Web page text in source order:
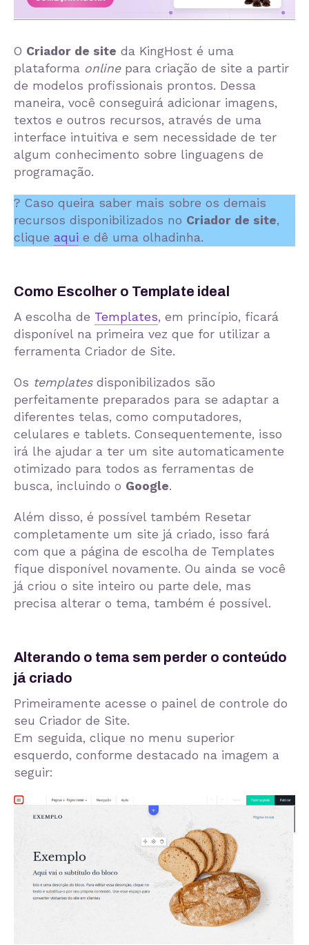
O Criador de site da KingHost é uma
plataforma onlinepara criação de site a partir
de modelos profissionais prontos. Dessa
maneira, você conseguirá adicionar imagens,
textos e outros recursos, através de uma
interface intuitiva e sem necessidade de ter
algum conhecimento sobre linguagens de
programação.
? Caso queira saber mais sobre os demais
recursos disponibilizados no Criador de site,
clique aqui e dê uma olhadinha.
Como Escolher o Template ideal
A escolha de Templates, em princípio, ficará
disponível na primeira vez que for utilizar a
ferramenta Criador de Site.
Os templatesdisponibilizados são
perfeitamente preparados para se adaptar a
diferentes telas, como computadores,
celulares e tablets. Consequentemente, isso
irá lhe ajudar a ter um site automaticamente
otimizado para todos as ferramentas de
busca, incluindo o Google.
Além disso, é possível também Resetar
completamente um site já criado, isso fará
com que a página de escolha de Templates
fique disponível novamente. Ou ainda se você
já criou o site inteiro ou parte dele, mas
precisa alterar o tema, também é possível.
Alterando o tema sem perder o conteúdo
já criado
Primeiramente acesse o painel de controle do
seu Criador de Site.
Em seguida, clique no menu superior
esquerdo, conforme destacado na imagem a
seguir: